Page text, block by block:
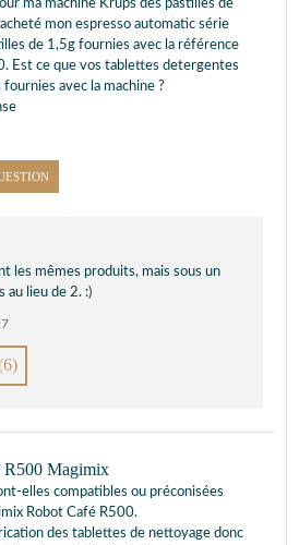
ma machine Krups des pastilles de
mon espresso automatic série
de 1,5g fournies avec la référence
Est ce que vos tablettes detergentes
avec la machine ?
les mêmes produits, mais sous un
au lieu de 2. :)
R500 Magimix
elles compatibles ou préconisées
Robot Café R500.
des tablettes de nettoyage donc